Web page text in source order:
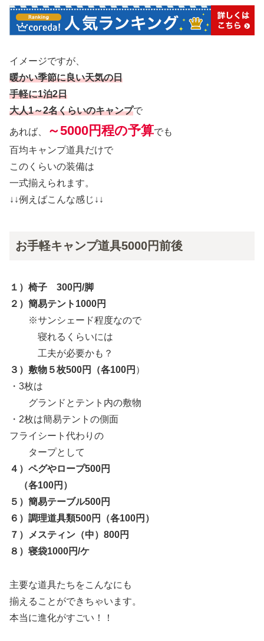
イメージですが、
暖かい季節に良い天気の日
手軽に1泊2日
大人1～2名くらいのキャンプで
あれば、 ～5000円程の予算でも
百均キャンプ道具だけで
このくらいの装備は
一式揃えられます。
↓↓例えばこんな感じ↓↓
お手軽キャンプ道具5000円前後
１）椅子 300円/脚
２）簡易テント1000円
※サンシェード程度なので
寝れるくらいには
工夫が必要かも？
３）敷物５枚500円（各100円 ）
・3枚は
グランドとテント内の敷物
・2枚は簡易テントの側面
フライシート代わりの
タープとして
４）ペグやロープ500円
（各100円）
５）簡易テーブル500円
６）調理道具類500円（各100円）
７）メスティン（中）800円
８）寝袋1000円/ケ
主要な道具たちをこんなにも
揃えることができちゃいます。
本当に進化がすごい！！